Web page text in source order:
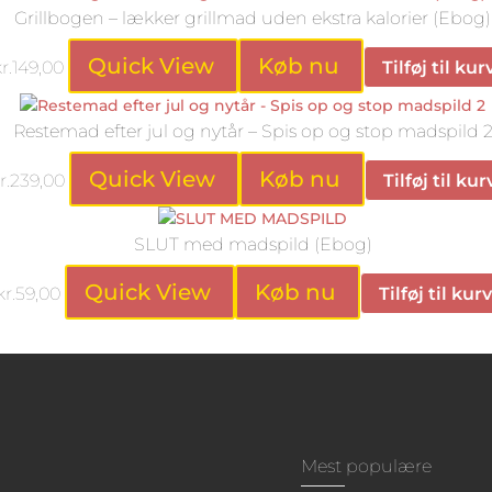
Grillbogen – lækker grillmad uden ekstra kalorier (Ebog)
149,00 Quick View Køb nu Tilføj til
Restemad efter jul og nytår – Spis op og stop madspild 2
239,00 Quick View Køb nu Tilføj til
SLUT med madspild (Ebog)
59,00 Quick View Køb nu Tilføj til kurv
Mest populære